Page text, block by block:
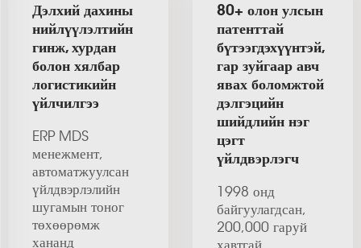
Дэлхий дахины
нийлүүлэлтийн
гинж, хурдан
болон хялбар
логистикийн
үйлчилгээ
ERP MDS
менежмент,
автоматжуулсан
үйлдвэрлэлийн
шугамын тоног
төхөөрөмж
хананд
80+ олон улсын
патенттай
бүтээгдэхүүнтэй,
гар зуйгаар авч
явах боломжтой
дэлгэцийн
шийдлийн нэг
цэгт
үйлдвэрлэгч
1998 онд
байгуулагдсан,
200,000 гаруй